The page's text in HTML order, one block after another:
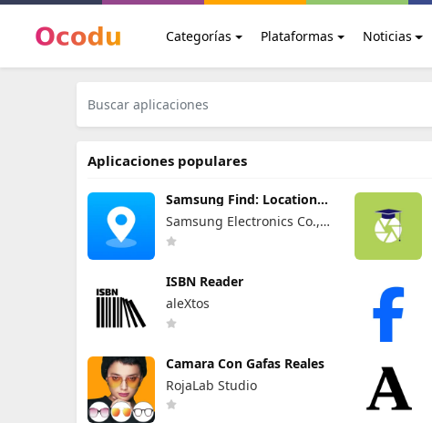
Categorías Plataformas Noticias
Aplicaciones populares
Samsung Find: Location
Sharing
Samsung Electronics Co.,
Ltd.
ISBN Reader
aleXtos
Camara Con Gafas Reales
RojaLab Studio